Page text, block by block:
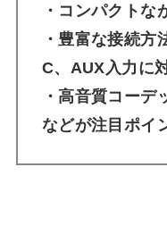
・ コンパクトな
・ 豊富な接続方
C、AUX入力に
・高音質コーデ
などが注目ポイ